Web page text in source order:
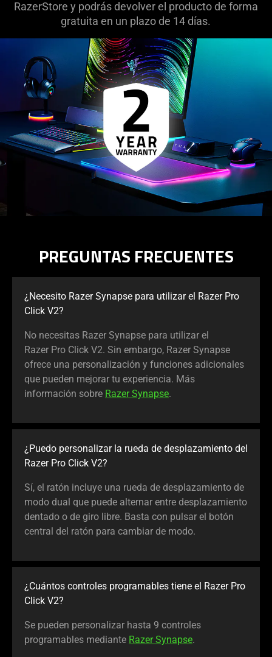
RazerStore y podrás devolver el producto de forma
gratuita en un plazo de 14 días.
PREGUNTAS FRECUENTES
¿Necesito Razer Synapse para utilizar el Razer Pro
Click V2?
No necesitas Razer Synapse para utilizar el
Razer Pro Click V2. Sin embargo, Razer Synapse
ofrece una personalización y funciones adicionales
que pueden mejorar tu experiencia. Más
información sobre Razer Synapse.
¿Puedo personalizar la rueda de desplazamiento del
Razer Pro Click V2?
Sí, el ratón incluye una rueda de desplazamiento de
modo dual que puede alternar entre desplazamiento
dentado o de giro libre. Basta con pulsar el botón
central del ratón para cambiar de modo.
¿Cuántos controles programables tiene el Razer Pro
Click V2?
Se pueden personalizar hasta 9 controles
programables mediante Razer Synapse.